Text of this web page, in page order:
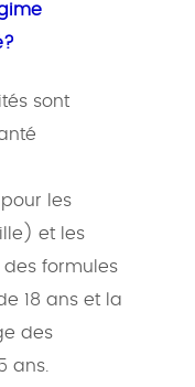
sont
les
et les
formules
18 ans et la
des
ans.